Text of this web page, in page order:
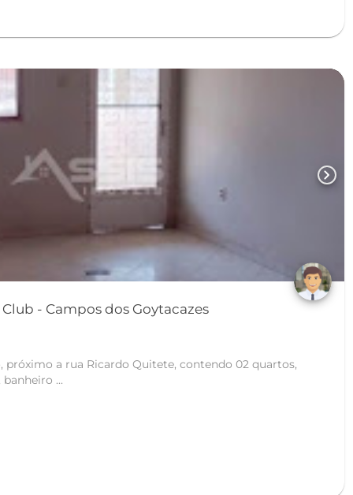
chevron_right
Casa no Parque Jóquei Club - Campos dos Goytacazes
próximo a rua Ricardo Quitete, contendo 02 quartos,
banheiro ...